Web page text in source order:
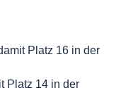
Platz 16 in der
Platz 14 in der